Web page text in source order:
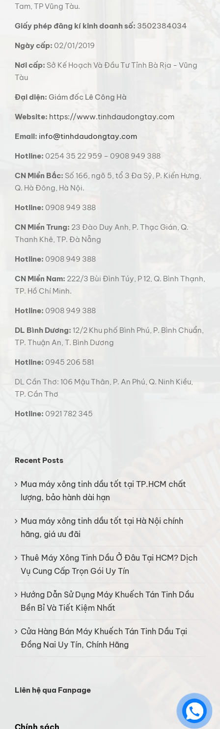
Tam, TP Vũng Tàu.
Giấy phép đăng kí kinh doanh số: 3502384034
Ngày cấp: 02/01/2019
Nơi cấp: Sở Kế Hoạch Và Đầu Tư Tỉnh Bà Rịa - Vũng
Tàu
Đại diện: Giám đốc Lê Công Hà
Website: https://www.tinhdaudongtay.com
Email: info@tinhdaudongtay.com
Hotline: 0254 35 22 959 – 0908 949 388
CN Miền Bắc: Số 166, ngõ 5, tổ 3 Đa Sỹ, P. Kiến Hưng,
Q. Hà Đông, Hà Nội.
Hotline: 0908 949 388
CN Miền Trung: 23 Đào Duy Anh, P. Thạc Gián, Q.
Thanh Khê, TP. Đà Nẵng
Hotline: 0908 949 388
CN Miền Nam: 222/3 Bùi Đình Túy, P 12, Q. Bình Thạnh,
TP. Hồ Chí Minh.
Hotline: 0908 949 388
DL Bình Dương: 12/2 Khu phố Bình Phú, P. Bình Chuẩn,
TP. Thuận An, T. Bình Dương
Hotline: 0945 206 581
DL Cần Thơ: 106 Mậu Thân, P. An Phú, Q. Ninh Kiều,
TP. Cần Thơ
Hotline: 0921 782 345
Recent Posts
Mua máy xông tinh dầu tốt tại TP.HCM chất
lượng, bảo hành dài hạn
Mua máy xông tinh dầu tốt tại Hà Nội chính
hãng, giá ưu đãi
Thuê Máy Xông Tinh Dầu Ở Đâu Tại HCM? Dịch
Vụ Cung Cấp Trọn Gói Uy Tín
Hướng Dẫn Sử Dụng Máy Khuếch Tán Tinh Dầu
Bền Bỉ Và Tiết Kiệm Nhất
Cửa Hàng Bán Máy Khuếch Tán Tinh Dầu Tại
Đồng Nai Uy Tín, Chính Hãng
Liên hệ qua Fanpage
Chính sách